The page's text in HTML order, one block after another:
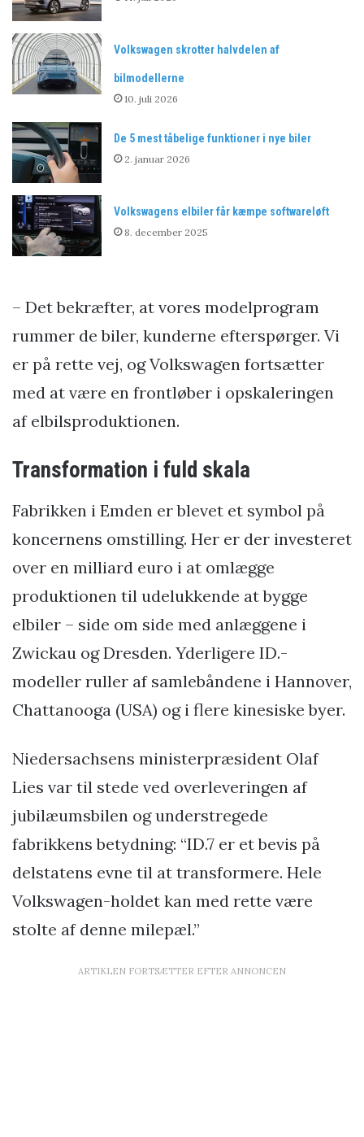
Volkswagen skrotter halvdelen af
bilmodellerne
10. juli 2026
De 5 mest tåbelige funktioner i nye biler
2. januar 2026
Volkswagens elbiler får kæmpe softwareløft
8. december 2025
– Det bekræfter, at vores modelprogram
rummer de biler, kunderne efterspørger. Vi
er på rette vej, og Volkswagen fortsætter
med at være en frontløber i opskaleringen
af elbilsproduktionen.
Transformation i fuld skala
Fabrikken i Emden er blevet et symbol på
koncernens omstilling. Her er der investeret
over en milliard euro i at omlægge
produktionen til udelukkende at bygge
elbiler – side om side med anlæggene i
Zwickau og Dresden. Yderligere ID.-
modeller ruller af samlebåndene i Hannover,
Chattanooga (USA) og i flere kinesiske byer.
Niedersachsens ministerpræsident Olaf
Lies var til stede ved overleveringen af
jubilæumsbilen og understregede
fabrikkens betydning: “ID.7 er et bevis på
delstatens evne til at transformere. Hele
Volkswagen-holdet kan med rette være
stolte af denne milepæl.”
ARTIKLEN FORTSÆTTER EFTER ANNONCEN